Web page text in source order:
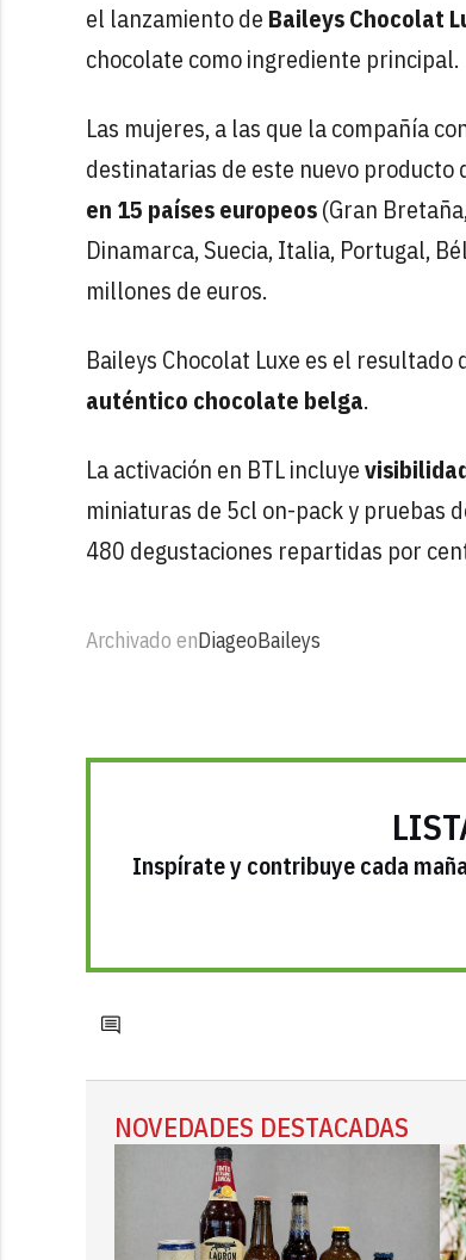
el lanzamiento de Baileys Chocolat
chocolate como ingrediente principal.
Las mujeres, a las que la compañía
destinatarias de este nuevo
en 15 países europeos(Gran
Dinamarca, Suecia, Italia, Portugal,
millones de euros.
Baileys Chocolat Luxe es el
auténtico chocolate belga.
La activación en BTL incluye
miniaturas de 5cl on-pack y pruebas
480 degustaciones repartidas por
Archivado enDiageoBaileys
Inspírate y contribuye cada
NOVEDADES DESTACADAS